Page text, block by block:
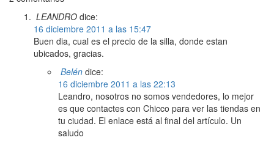
LEANDRO dice:
16 diciembre 2011 a las 15:47
Buen dia, cual es el precio de la silla, donde estan
ubicados, gracias.
Belén dice:
16 diciembre 2011 a las 22:13
Leandro, nosotros no somos vendedores, lo mejor
es que contactes con Chicco para ver las tiendas en
tu ciudad. El enlace está al final del artículo. Un
saludo